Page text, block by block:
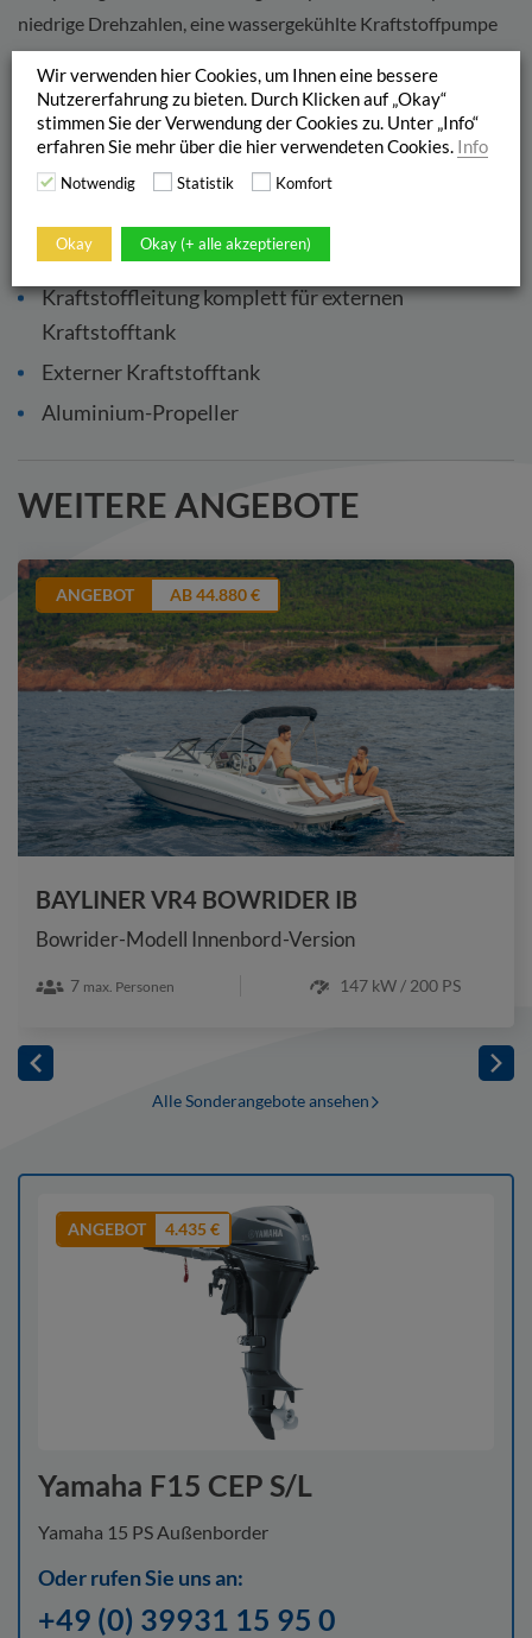
niedrige Drehzahlen, eine wassergekühlte Kraftstoffpumpe
und großvolumige Schalldämpfer.
SERIENAUSSTATTUNG
Flachwasser-Fahrstellung für ufernahe Fahrten
Kraftstoffleitung komplett für externen
Kraftstofftank
Externer Kraftstofftank
Aluminium-Propeller
WEITERE ANGEBOTE
ANGEBOT AB 44.880 €
BAYLINER VR4 BOWRIDER IB
Bowrider-Modell Innenbord-Version
7 max. Personen 147 kW / 200 PS
Alle Sonderangebote ansehen
Yamaha F15 CEP S/L
Yamaha 15 PS Außenborder
Oder rufen Sie uns an:
+49 (0) 39931 15 95 0
ANGEBOT 4.435 €
Wir verwenden hier Cookies, um Ihnen eine bessere
Nutzererfahrung zu bieten. Durch Klicken auf „Okay“
stimmen Sie der Verwendung der Cookies zu. Unter „Info“
erfahren Sie mehr über die hier verwendeten Cookies. Info
Notwendig Statistik Komfort
Okay Okay (+ alle akzeptieren)